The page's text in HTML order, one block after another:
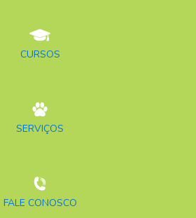
CURSOS
SERVIÇOS
FALE CONOSCO